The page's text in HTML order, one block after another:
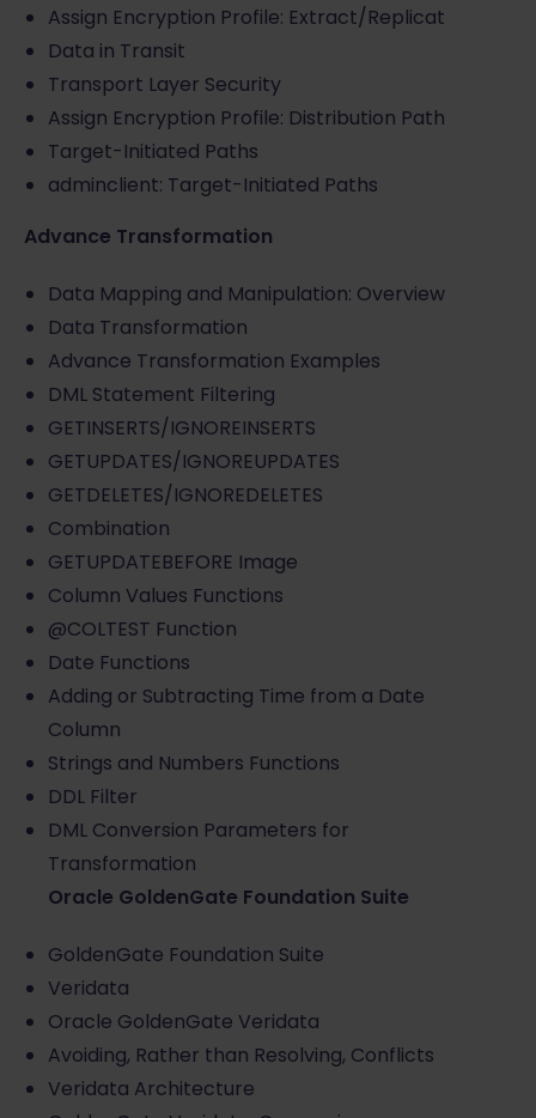
Assign Encryption Profile: Extract/Replicat
Data in Transit
Transport Layer Security
Assign Encryption Profile: Distribution Path
Target-Initiated Paths
adminclient: Target-Initiated Paths
Advance Transformation
Data Mapping and Manipulation: Overview
Data Transformation
Advance Transformation Examples
DML Statement Filtering
GETINSERTS/IGNOREINSERTS
GETUPDATES/IGNOREUPDATES
GETDELETES/IGNOREDELETES
Combination
GETUPDATEBEFORE Image
Column Values Functions
@COLTEST Function
Date Functions
Adding or Subtracting Time from a Date
Column
Strings and Numbers Functions
DDL Filter
DML Conversion Parameters for
Transformation
Oracle GoldenGate Foundation Suite
GoldenGate Foundation Suite
Veridata
Oracle GoldenGate Veridata
Avoiding, Rather than Resolving, Conflicts
Veridata Architecture